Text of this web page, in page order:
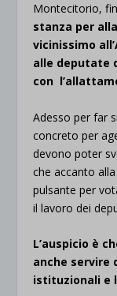
Montecitorio,
stanza per
vicinissimo
alle deputate
con
Adesso per far
concreto per
devono poter
che accanto
pulsante per
il lavoro dei
L’auspicio è
anche servire
istituzionali e